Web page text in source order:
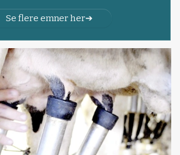
Se flere emner her